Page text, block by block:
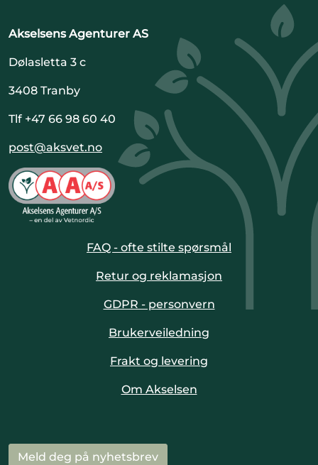
Akselsens Agenturer AS
Dølasletta 3 c
3408 Tranby
Tlf +47 66 98 60 40
post@aksvet.no
FAQ - ofte stilte spørsmål
Retur og reklamasjon
GDPR - personvern
Brukerveiledning
Frakt og levering
Om Akselsen
Meld deg på nyhetsbrev